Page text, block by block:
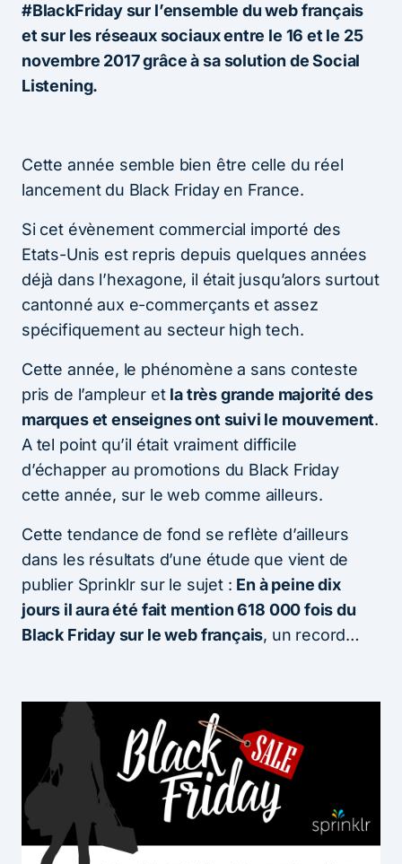
#BlackFriday sur l’ensemble du web français
et sur les réseaux sociaux entre le 16 et le 25
novembre 2017 grâce à sa solution de Social
Listening.
Cette année semble bien être celle du réel
lancement du Black Friday en France.
Si cet évènement commercial importé des
Etats-Unis est repris depuis quelques années
déjà dans l’hexagone, il était jusqu’alors surtout
cantonné aux e-commerçants et assez
spécifiquement au secteur high tech.
Cette année, le phénomène a sans conteste
pris de l’ampleur et la très grande majorité des
marques et enseignes ont suivi le mouvement.
A tel point qu’il était vraiment difficile
d’échapper au promotions du Black Friday
cette année, sur le web comme ailleurs.
Cette tendance de fond se reflète d’ailleurs
dans les résultats d’une étude que vient de
publier Sprinklr sur le sujet : En à peine dix
jours il aura été fait mention 618 000 fois du
Black Friday sur le web français, un record…